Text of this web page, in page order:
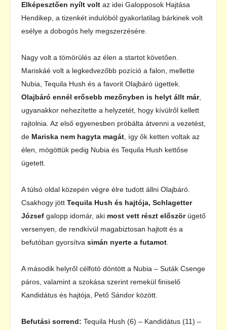
Elképesztően nyílt volt az idei Galopposok Hajtása
Hendikep, a tizenkét indulóból gyakorlatilag bárkinek volt
esélye a dobogós hely megszerzésére.
Nagy volt a tömörülés az élen a startot követően.
Mariskáé volt a legkedvezőbb pozíció a falon, mellette
Nubia, Tequila Hush és a favorit Olajbáró ügettek.
Olajbáró ennél erősebb mezőnyben is helyt állt már,
ugyanakkor nehezítette a helyzetét, hogy kívülről kellett
rajtolnia. Az első egyenesben próbálta átvenni a vezetést,
de Mariska nem hagyta magát , így ők ketten voltak az
élen, mögöttük pedig Nubia és Tequila Hush kettőse
ügetett.
A túlsó oldal közepén végre élre tudott állni Olajbáró.
Csakhogy jött Tequila Hush és hajtója, Schlagetter
József galopp idomár, aki most vett részt előszörügető
versenyen, de rendkívül magabiztosan hajtott és a
befutóban gyorsítva simán nyerte a futamot
A második helyről célfotó döntött a Nubia – Suták Csenge
páros, valamint a szokása szerint remekül finiselő
Kandidátus és hajtója, Pető Sándor között.
Befutási sorrend: Tequila Hush (6) – Kandidátus (11) –